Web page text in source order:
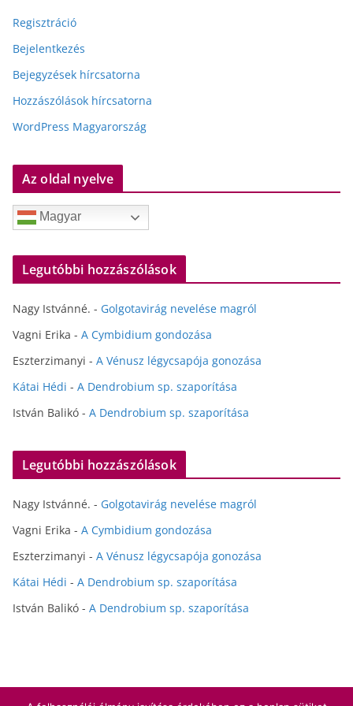
Regisztráció
Bejelentkezés
Bejegyzések hírcsatorna
Hozzászólások hírcsatorna
WordPress Magyarország
Az oldal nyelve
Magyar
Legutóbbi hozzászólások
Nagy Istvánné. - Golgotavirág nevelése magról
Vagni Erika - A Cymbidium gondozása
Eszterzimanyi - A Vénusz légycsapója gonozása
Kátai Hédi - A Dendrobium sp. szaporítása
István Balikó - A Dendrobium sp. szaporítása
Legutóbbi hozzászólások
Nagy Istvánné. - Golgotavirág nevelése magról
Vagni Erika - A Cymbidium gondozása
Eszterzimanyi - A Vénusz légycsapója gonozása
Kátai Hédi - A Dendrobium sp. szaporítása
István Balikó - A Dendrobium sp. szaporítása